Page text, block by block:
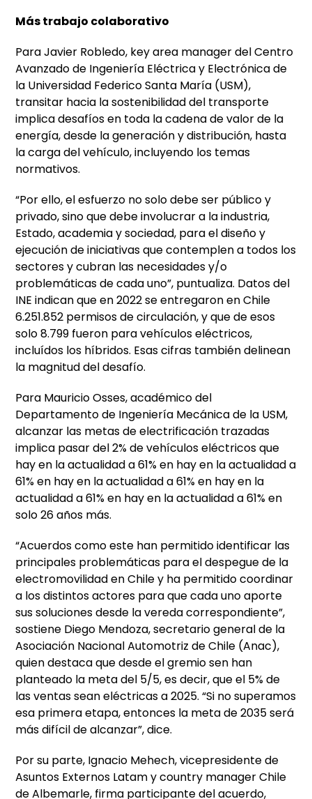
Más trabajo colaborativo
Para Javier Robledo, key area manager del Centro
Avanzado de Ingeniería Eléctrica y Electrónica de
la Universidad Federico Santa María (USM),
transitar hacia la sostenibilidad del transporte
implica desafíos en toda la cadena de valor de la
energía, desde la generación y distribución, hasta
la carga del vehículo, incluyendo los temas
normativos.
“Por ello, el esfuerzo no solo debe ser público y
privado, sino que debe involucrar a la industria,
Estado, academia y sociedad, para el diseño y
ejecución de iniciativas que contemplen a todos los
sectores y cubran las necesidades y/o
problemáticas de cada uno”, puntualiza. Datos del
INE indican que en 2022 se entregaron en Chile
6.251.852 permisos de circulación, y que de esos
solo 8.799 fueron para vehículos eléctricos,
incluídos los híbridos. Esas cifras también delinean
la magnitud del desafío.
Para Mauricio Osses, académico del
Departamento de Ingeniería Mecánica de la USM,
alcanzar las metas de electrificación trazadas
implica pasar del 2% de vehículos eléctricos que
hay en la actualidad a 61% en hay en la actualidad a
61% en hay en la actualidad a 61% en hay en la
actualidad a 61% en hay en la actualidad a 61% en
solo 26 años más.
“Acuerdos como este han permitido identificar las
principales problemáticas para el despegue de la
electromovilidad en Chile y ha permitido coordinar
a los distintos actores para que cada uno aporte
sus soluciones desde la vereda correspondiente”,
sostiene Diego Mendoza, secretario general de la
Asociación Nacional Automotriz de Chile (Anac),
quien destaca que desde el gremio sen han
planteado la meta del 5/5, es decir, que el 5% de
las ventas sean eléctricas a 2025. “Si no superamos
esa primera etapa, entonces la meta de 2035 será
más difícil de alcanzar”, dice.
Por su parte, Ignacio Mehech, vicepresidente de
Asuntos Externos Latam y country manager Chile
de Albemarle, firma participante del acuerdo,